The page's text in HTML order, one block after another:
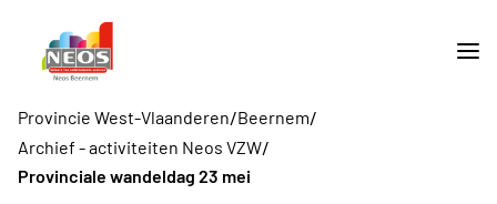
Provincie West-Vlaanderen/Beernem/
Archief - activiteiten Neos VZW/
Provinciale wandeldag 23 mei